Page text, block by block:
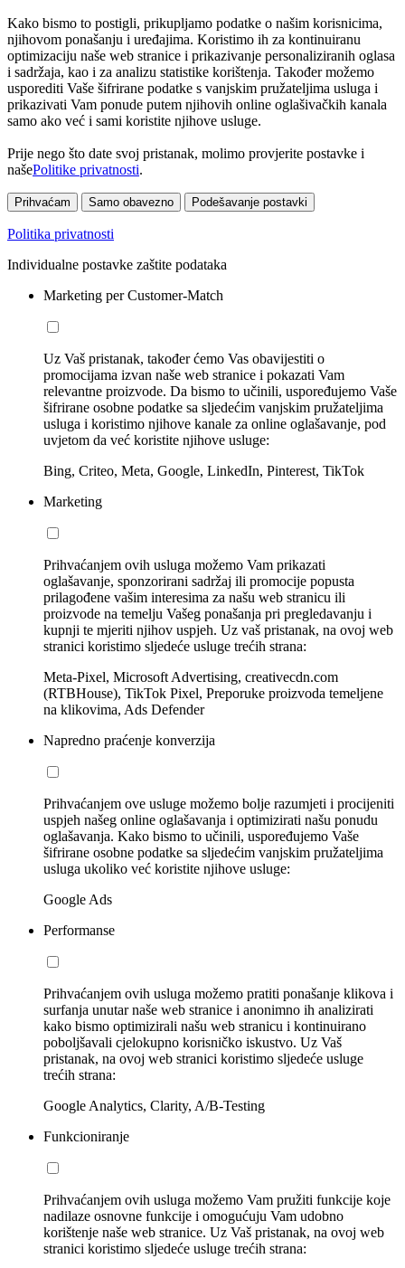
Kako bismo to postigli, prikupljamo podatke o našim korisnicima,
njihovom ponašanju i uređajima. Koristimo ih za kontinuiranu
optimizaciju naše web stranice i prikazivanje personaliziranih oglasa
i sadržaja, kao i za analizu statistike korištenja. Također možemo
usporediti Vaše šifrirane podatke s vanjskim pružateljima usluga i
prikazivati Vam ponude putem njihovih online oglašivačkih kanala
samo ako već i sami koristite njihove usluge.
Prije nego što date svoj pristanak, molimo provjerite postavke i
našePolitike privatnosti.
Prihvaćam Samo obavezno Podešavanje postavki
Politika privatnosti
Individualne postavke zaštite podataka
Marketing per Customer-Match
Uz Vaš pristanak, također ćemo Vas obavijestiti o
promocijama izvan naše web stranice i pokazati Vam
relevantne proizvode. Da bismo to učinili, uspoređujemo Vaše
šifrirane osobne podatke sa sljedećim vanjskim pružateljima
usluga i koristimo njihove kanale za online oglašavanje, pod
uvjetom da već koristite njihove usluge:
Bing, Criteo, Meta, Google, LinkedIn, Pinterest, TikTok
Marketing
Prihvaćanjem ovih usluga možemo Vam prikazati
oglašavanje, sponzorirani sadržaj ili promocije popusta
prilagođene vašim interesima za našu web stranicu ili
proizvode na temelju Vašeg ponašanja pri pregledavanju i
kupnji te mjeriti njihov uspjeh. Uz vaš pristanak, na ovoj web
stranici koristimo sljedeće usluge trećih strana:
Meta-Pixel, Microsoft Advertising, creativecdn.com
(RTBHouse), TikTok Pixel, Preporuke proizvoda temeljene
na klikovima, Ads Defender
Napredno praćenje konverzija
Prihvaćanjem ove usluge možemo bolje razumjeti i procijeniti
uspjeh našeg online oglašavanja i optimizirati našu ponudu
oglašavanja. Kako bismo to učinili, uspoređujemo Vaše
šifrirane osobne podatke sa sljedećim vanjskim pružateljima
usluga ukoliko već koristite njihove usluge:
Google Ads
Performanse
Prihvaćanjem ovih usluga možemo pratiti ponašanje klikova i
surfanja unutar naše web stranice i anonimno ih analizirati
kako bismo optimizirali našu web stranicu i kontinuirano
poboljšavali cjelokupno korisničko iskustvo. Uz Vaš
pristanak, na ovoj web stranici koristimo sljedeće usluge
trećih strana:
Google Analytics, Clarity, A/B-Testing
Funkcioniranje
Prihvaćanjem ovih usluga možemo Vam pružiti funkcije koje
nadilaze osnovne funkcije i omogućuju Vam udobno
korištenje naše web stranice. Uz Vaš pristanak, na ovoj web
stranici koristimo sljedeće usluge trećih strana: